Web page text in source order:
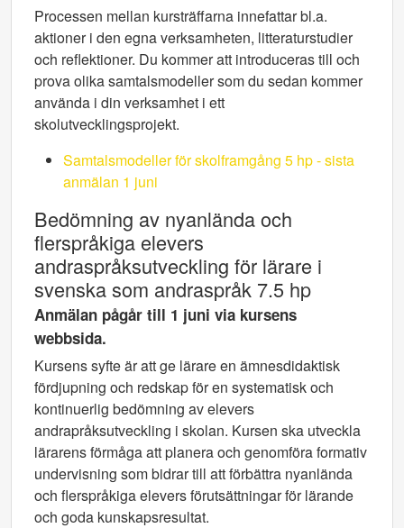
Processen mellan kursträffarna innefattar bl.a.
aktioner i den egna verksamheten, litteraturstudier
och reflektioner. Du kommer att introduceras till och
prova olika samtalsmodeller som du sedan kommer
använda i din verksamhet i ett
skolutvecklingsprojekt.
Samtalsmodeller för skolframgång 5 hp - sista
anmälan 1 juni
Bedömning av nyanlända och
flerspråkiga elevers
andraspråksutveckling för lärare i
svenska som andraspråk 7.5 hp
Anmälan pågår till 1 juni via kursens
webbsida.
Kursens syfte är att ge lärare en ämnesdidaktisk
fördjupning och redskap för en systematisk och
kontinuerlig bedömning av elevers
andrapråksutveckling i skolan. Kursen ska utveckla
lärarens förmåga att planera och genomföra formativ
undervisning som bidrar till att förbättra nyanlända
och flerspråkiga elevers förutsättningar för lärande
och goda kunskapsresultat.